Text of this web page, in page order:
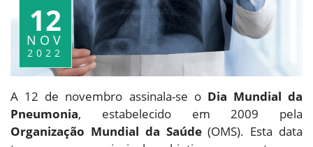
12
NOV
2022
A 12 de novembro assinala-se o Dia Mundial da
Pneumonia, estabelecido em 2009 pela
Organização Mundial da Saúde(OMS). Esta data